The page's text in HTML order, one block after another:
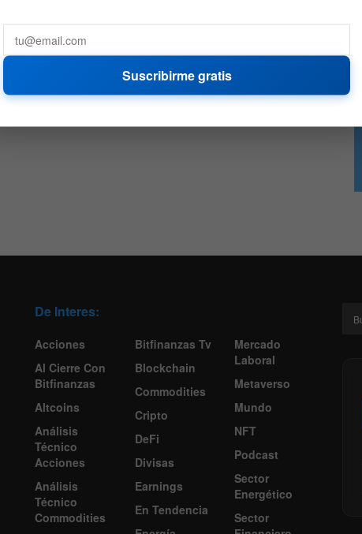
De Interes:
Acciones
Al Cierre Con
Bitfinanzas
Altcoins
Análisis
Técnico
Acciones
Análisis
Técnico
Commodities
Bitfinanzas Tv
Blockchain
Commodities
Cripto
DeFi
Divisas
Earnings
En Tendencia
Mercado
Laboral
Metaverso
Mundo
NFT
Podcast
Sector
Energético
Sector
Suscribirme gratis